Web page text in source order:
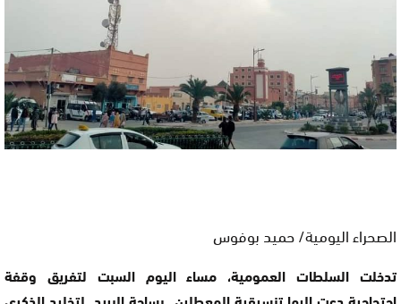
الصحراء اليومية/ حميد بوفوس
تدخلت السلطات العمومية، مساء اليوم السبت لتفريق وقفة